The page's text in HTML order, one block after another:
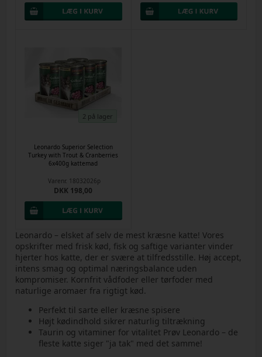
2 på lager
Leonardo Superior Selection
Turkey with Trout & Cranberries
6x400g kattemad
Varenr. 18032026p
DKK 198,00
Leonardo – elsket af selv de mest kræsne katte! Vores
opskrifter med frisk kød, fisk og saftige varianter vinder
hjerter hos katte, der er svære at tilfredsstille. Høj accept,
intens smag og optimal næringsbalance uden
kompromiser. Kornfrit vådfoder eller tørfoder med
naturlige aromaer fra rigtigt kød.
Perfekt til sarte eller kræsne spisere
Højt kødindhold sikrer naturlig tiltrækning
Taurin og vitaminer for vitalitet Prøv Leonardo – de
fleste katte siger "ja tak" med det samme!